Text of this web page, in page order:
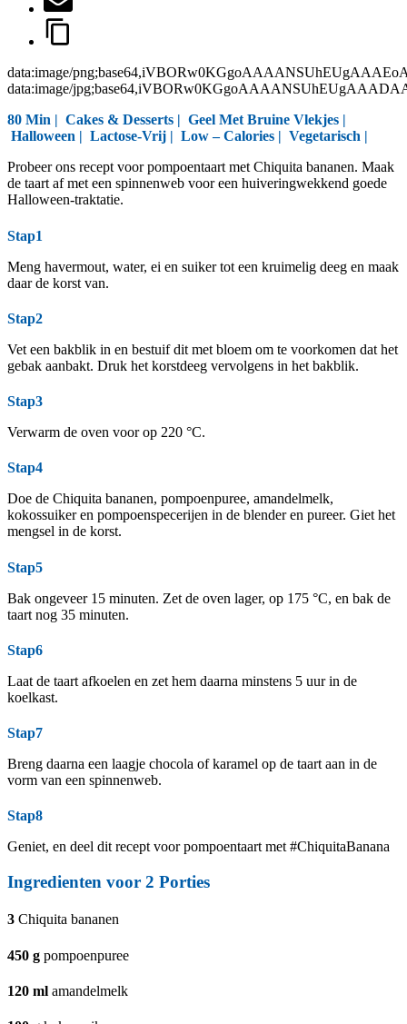
data:image/
data:image/
80 Min | Cakes & Desserts | Geel Met Bruine Vlekjes |
Halloween | Lactose-Vrij | Low – Calories | Vegetarisch |
Probeer ons recept voor pompoentaart met Chiquita bananen. Maak
de taart af met een spinnenweb voor een huiveringwekkend goede
Halloween-traktatie.
Stap1
Meng havermout, water, ei en suiker tot een kruimelig deeg en maak
daar de korst van.
Stap2
Vet een bakblik in en bestuif dit met bloem om te voorkomen dat het
gebak aanbakt. Druk het korstdeeg vervolgens in het bakblik.
Stap3
Verwarm de oven voor op 220 °C.
Stap4
Doe de Chiquita bananen, pompoenpuree, amandelmelk,
kokossuiker en pompoenspecerijen in de blender en pureer. Giet het
mengsel in de korst.
Stap5
Bak ongeveer 15 minuten. Zet de oven lager, op 175 °C, en bak de
taart nog 35 minuten.
Stap6
Laat de taart afkoelen en zet hem daarna minstens 5 uur in de
koelkast.
Stap7
Breng daarna een laagje chocola of karamel op de taart aan in de
vorm van een spinnenweb.
Stap8
Geniet, en deel dit recept voor pompoentaart met #ChiquitaBanana
Ingredienten voor 2 Porties
3 Chiquita bananen
450 g pompoenpuree
120 ml amandelmelk